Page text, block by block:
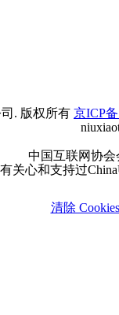
. 版权所有 京ICP
中国互联网协会
关心和支持过
清除 Cookies